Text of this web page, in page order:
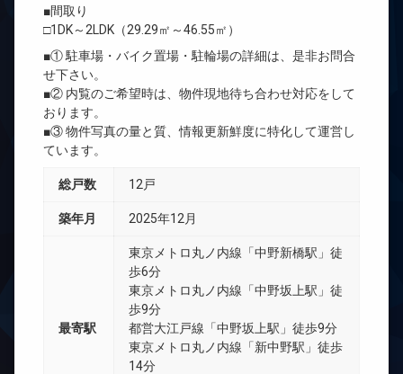
■間取り
□1DK～2LDK（29.29㎡～46.55㎡）
■① 駐車場・バイク置場・駐輪場の詳細は、是非お問合
せ下さい。
■② 内覧のご希望時は、物件現地待ち合わせ対応をして
おります。
■③ 物件写真の量と質、情報更新鮮度に特化して運営し
ています。
総戸数 12戸
築年月 2025年12月
最寄駅
東京メトロ丸ノ内線「中野新橋駅」徒
歩6分
東京メトロ丸ノ内線「中野坂上駅」徒
歩9分
都営大江戸線「中野坂上駅」徒歩9分
東京メトロ丸ノ内線「新中野駅」徒歩
14分